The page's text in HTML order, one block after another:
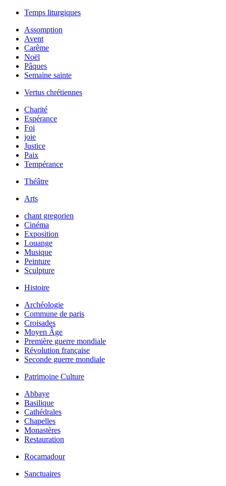
Temps liturgiques
Assomption
Avent
Carême
Noël
Pâques
Semaine sainte
Vertus chrétiennes
Charité
Espérance
Foi
joie
Justice
Paix
Tempérance
Théâtre
Arts
chant gregorien
Cinéma
Exposition
Louange
Musique
Peinture
Sculpture
Histoire
Archéologie
Commune de paris
Croisades
Moyen Âge
Première guerre mondiale
Révolution française
Seconde guerre mondiale
Patrimoine Culture
Abbaye
Basilique
Cathédrales
Chapelles
Monastères
Restauration
Rocamadour
Sanctuaires